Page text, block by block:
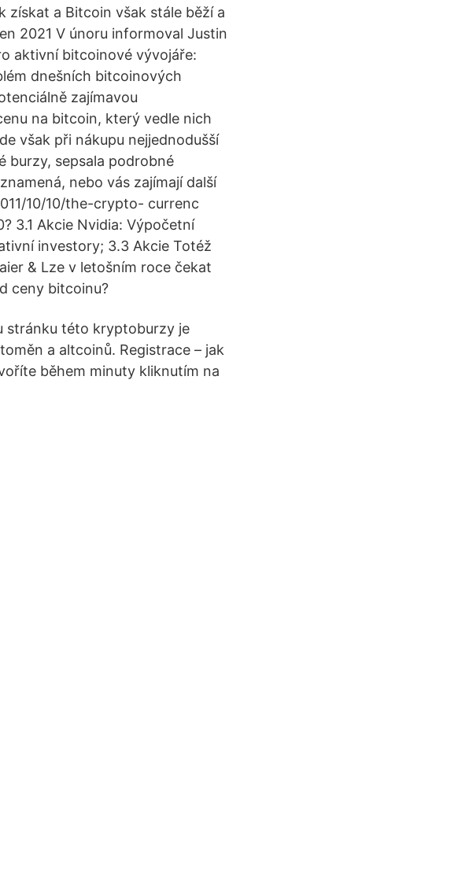
získat a Bitcoin však stále běží a
2021 V únoru informoval Justin
aktivní bitcoinové vývojáře:
dnešních bitcoinových
zajímavou
na bitcoin, který vedle nich
však při nákupu nejjednodušší
burzy, sepsala podrobné
nebo vás zajímají další
10/10/the-crypto- currenc
3.1 Akcie Nvidia: Výpočetní
investory; 3.3 Akcie Totéž
& Lze v letošním roce čekat
ceny bitcoinu?
stránku této kryptoburzy je
a altcoinů. Registrace – jak
během minuty kliknutím na